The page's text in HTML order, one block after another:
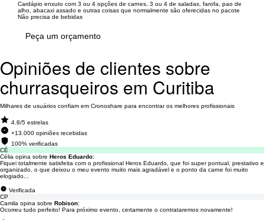
Cardápio enxuto com 3 ou 4 opções de carnes, 3 ou 4 de saladas, farofa, pao de
alho, abacaxi assado e outras coisas que normalmente são oferecidas no pacote
Não precisa de bebidas
Peça um orçamento
Opiniões de clientes sobre
churrasqueiros em Curitiba
Milhares de usuários confiam em Cronoshare para encontrar os melhores profissionais
4.8/5 estrelas
+13.000 opiniões recebidas
100% verificadas
CÉ
Célia opina sobre Heros Eduardo:
Fiquei totalmente satisfeita com o profissional Heros Eduardo, que foi super pontual, prestativo e
organizado, o que deixou o meu evento muito mais agradável e o ponto da carne foi muito
elogiado...
Verificada
CP
Camila opina sobre Robison:
Ocorreu tudo perfeito! Para próximo evento, certamente o contrataremos novamente!